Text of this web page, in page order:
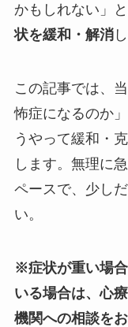
かもしれない」
状を緩和・解消
この記事では、
怖症になるのか
うやって緩和・
します。無理に
ペースで、少し
い。
※症状が重い場
いる場合は、心
機関への相談を